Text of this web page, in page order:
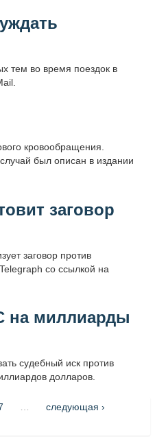
тем во время поездок в
кровообращения.
был описан в издании
заговор
заговор против
со ссылкой на
на миллиарды
судебный иск против
долларов.
следующая ›